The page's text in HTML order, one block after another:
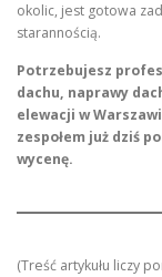
okolic, jest gotowa
starannością.
Potrzebujesz
dachu, naprawy
elewacji w
zespołem już dziś
wycenę.
(Treść artykułu liczy